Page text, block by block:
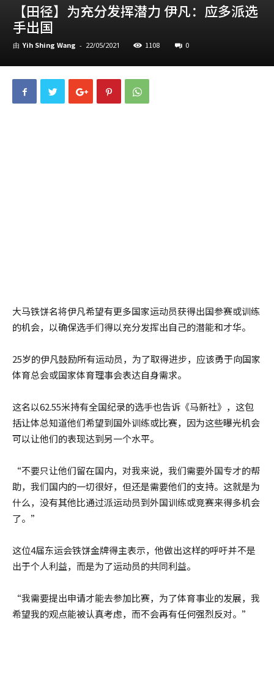
【田径】为充分发挥潜力 伊凡：应多派选
手出国
由 Yih Shing Wang - 22/05/2021 1108 0
大马铁饼名将伊凡希望有更多国家运动员获得出国参赛或训练
的机会，以确保选手们得以充分发挥出自己的潜能和才华。
25岁的伊凡鼓励所有运动员，为了取得进步，应该勇于向国家
体育总会或国家体育理事会表达自身需求。
这名以62.55米持有全国纪录的选手也告诉《马新社》，这包
括让体总知道他们希望到国外训练或比赛，因为这些曝光机会
可以让他们的表现达到另一个水平。
“不要只让他们留在国内，对我来说，我们需要外国专才的帮
助，我们国内的一切很好，但还是需要他们的支持。这就是为
什么，没有其他比通过派运动员到外国训练或竞赛来得多机会
了。”
这位4届东运会铁饼金牌得主表示，他做出这样的呼吁并不是
出于个人利益，而是为了运动员的共同利益。
“我需要提出申请才能去参加比赛，为了体育事业的发展，我
希望我的观点能被认真考虑，而不会再有任何强烈反对。”